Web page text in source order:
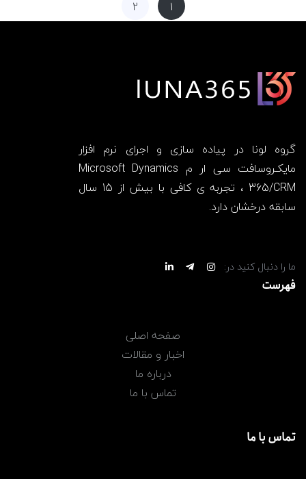
1
2
گروه لونا در پیاده سازی و اجرای نرم افزار
مایکـروسافت سی ار م Microsoft Dynamics
365/CRM ، تجربه ی کافی با بیش از 15 سال
سابقه درخشان دارد.
ما را دنبال کنید در:
فهرست
صفحه اصلی
اخبار و مقالات
درباره ما
تماس با ما
تماس با ما